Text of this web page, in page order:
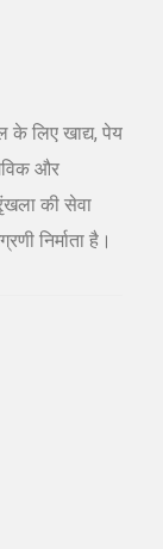
के लिए खाद्य, पेय
और
की सेवा
निर्माता है।